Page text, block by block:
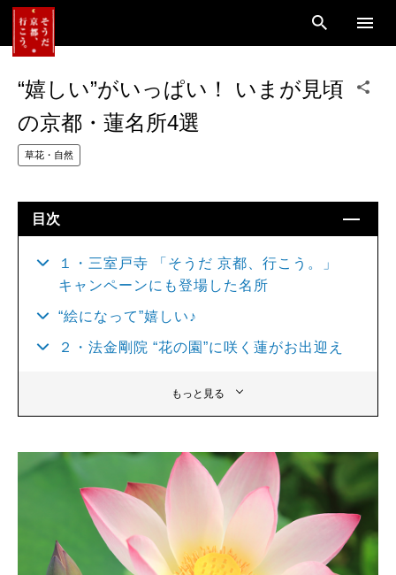
“嬉しい”がいっぱい！ いまが見頃
の京都・蓮名所4選
草花・自然
目次
１・三室戸寺 「そうだ 京都、行こう。」
キャンペーンにも登場した名所
“絵になって”嬉しい♪
２・法金剛院 “花の園”に咲く蓮がお出迎え
もっと見る